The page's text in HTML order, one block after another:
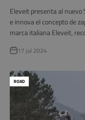
Eleveit presenta al nuevo
e innova el concepto de
marca italiana Eleveit,
17 jul 2024
ROAD